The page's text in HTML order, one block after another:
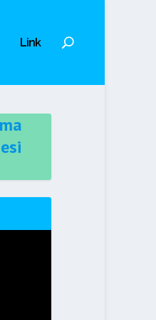
Link